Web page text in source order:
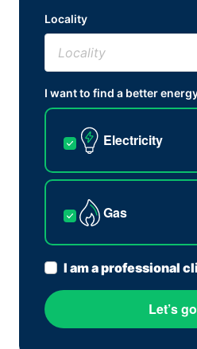
Locality
I want to find a better
Electricity
Gas
I am a professional
Let’s